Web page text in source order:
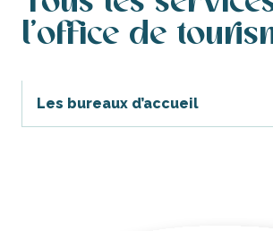
l'office de
Les bureaux d’accueil